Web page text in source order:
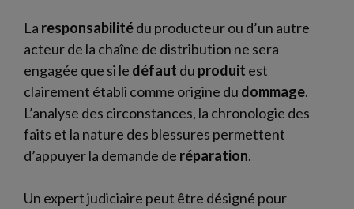
La responsabilitédu producteur ou d’un autre
acteur de la chaîne de distribution ne sera
engagée que si le défaut du produit est
clairement établi comme origine du dommage.
L’analyse des circonstances, la chronologie des
faits et la nature des blessures permettent
d’appuyer la demande de réparation.
Un expert judiciaire peut être désigné pour